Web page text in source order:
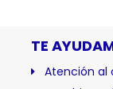
TE
Atención al